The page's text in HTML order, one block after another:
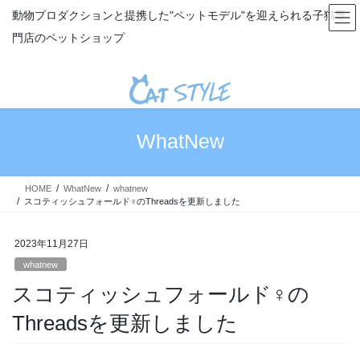
ス
ン
動物プロダクションと提携した"ペットモデル"を迎えられる子猫専
門店のペットショップ
WhatNew
HOME WhatNew
whatnew
スコティッシュフォールド♀のThreadsを更新しました
2023年11月27日
whatnew
スコティッシュフォールド♀の
Threadsを更新しました